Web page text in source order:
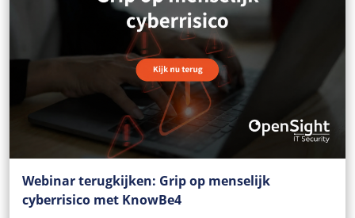
Webinar terugkijken: Grip op menselijk
cyberrisico met KnowBe4